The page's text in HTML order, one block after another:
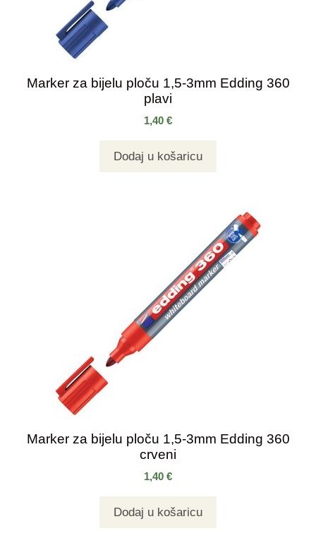
Marker za bijelu ploču 1,5-3mm Edding 360
plavi
1,40 €
Dodaj u košaricu
Marker za bijelu ploču 1,5-3mm Edding 360
crveni
1,40 €
Dodaj u košaricu